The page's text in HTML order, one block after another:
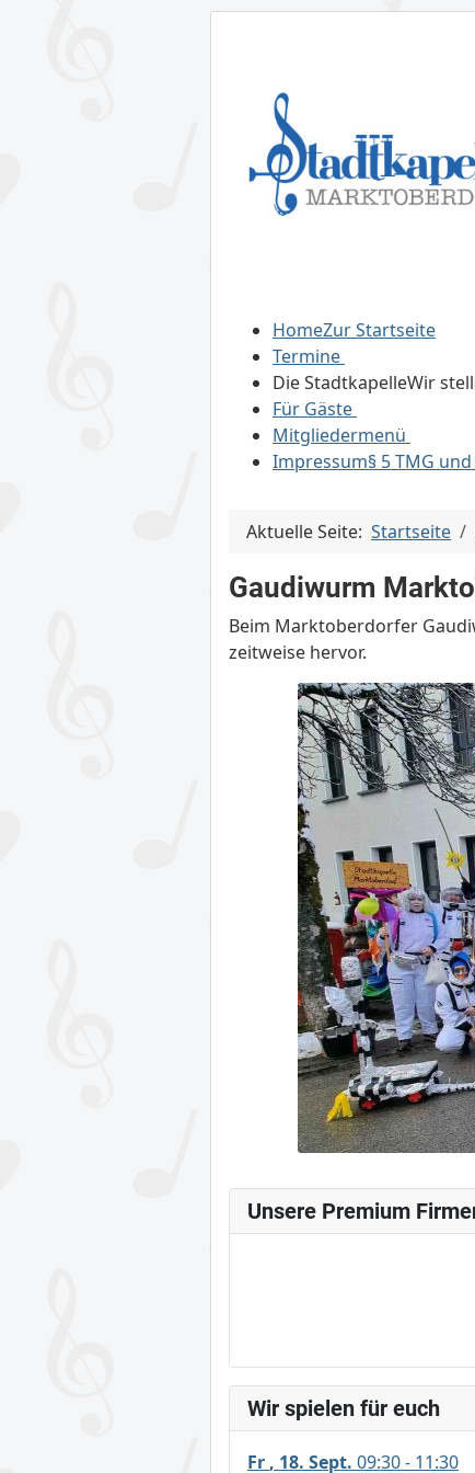
HomeZur Startseite
Termine
Die StadtkapelleWir
Für Gäste
Mitgliedermenü
Impressum§ 5 TMG und
Aktuelle Seite: Startseite
Gaudiwurm
Beim Marktoberdorfer
zeitweise hervor.
Unsere Premium
Wir spielen für euch
Fr 18 Sept. 09:30 - 11:30